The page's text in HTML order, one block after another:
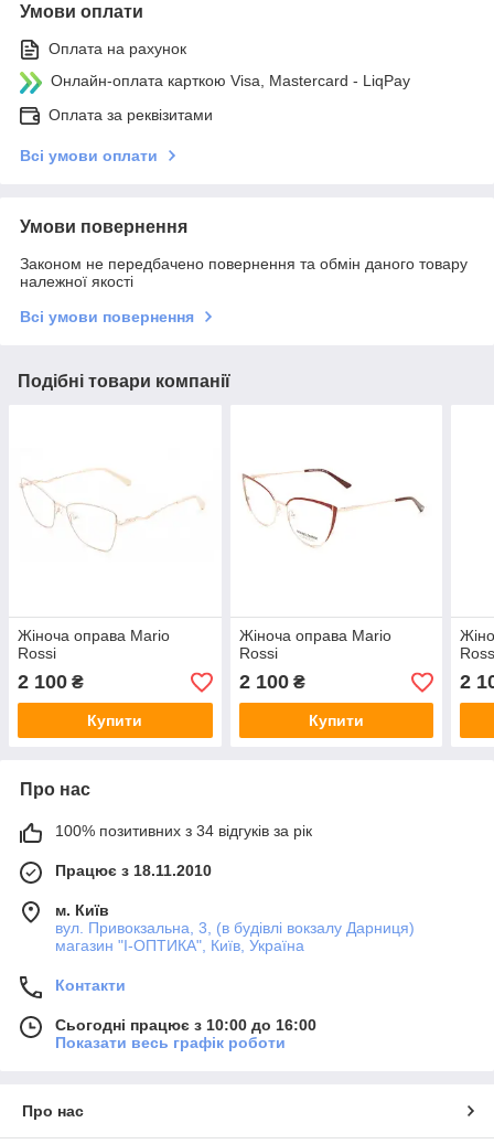
Умови оплати
Оплата на рахунок
Онлайн-оплата карткою Visa, Mastercard - LiqPay
Оплата за реквізитами
Всі умови оплати
Умови повернення
Законом не передбачено повернення та обмін даного товару
належної якості
Всі умови повернення
Подібні товари компанії
Жіноча оправа Mario
Rossi
2 100 ₴
Купити
Жіноча оправа Mario
Rossi
2 100₴
Купити
2
Про нас
100% позитивних з 34 відгуків за рік
Працює з 18.11.2010
м. Київ
вул. Привокзальна, 3, (в будівлі вокзалу Дарниця)
магазин "I-ОПТИКА", Київ, Україна
Контакти
Сьогодні працює з 10:00 до 16:00
Показати весь графік роботи
Про нас